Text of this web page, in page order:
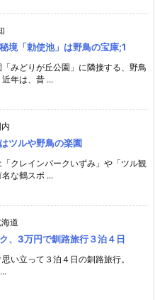
境「勅使池」は野鳥の宝庫;1
みどりが丘公園」に隣接する、野鳥
年は、昔 ...
ツルや野鳥の楽園
クレインパークいずみ」や「ツル観
な鶴スポ ...
道
、3万円で釧路旅行３泊４日
い立って３泊４日の釧路旅行。